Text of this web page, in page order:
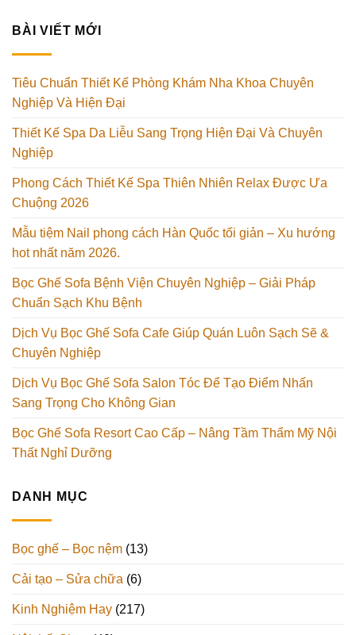
BÀI VIẾT MỚI
Tiêu Chuẩn Thiết Kế Phòng Khám Nha Khoa Chuyên
Nghiệp Và Hiện Đại
Thiết Kế Spa Da Liễu Sang Trọng Hiện Đại Và Chuyên
Nghiệp
Phong Cách Thiết Kế Spa Thiên Nhiên Relax Được Ưa
Chuộng 2026
Mẫu tiệm Nail phong cách Hàn Quốc tối giản – Xu hướng
hot nhất năm 2026.
Bọc Ghế Sofa Bệnh Viện Chuyên Nghiệp – Giải Pháp
Chuẩn Sạch Khu Bệnh
Dịch Vụ Bọc Ghế Sofa Cafe Giúp Quán Luôn Sạch Sẽ &
Chuyên Nghiệp
Dịch Vụ Bọc Ghế Sofa Salon Tóc Để Tạo Điểm Nhấn
Sang Trọng Cho Không Gian
Bọc Ghế Sofa Resort Cao Cấp – Nâng Tầm Thẩm Mỹ Nội
Thất Nghỉ Dưỡng
DANH MỤC
Bọc ghế – Bọc nệm (13)
Cải tạo – Sửa chữa (6)
Kinh Nghiệm Hay (217)